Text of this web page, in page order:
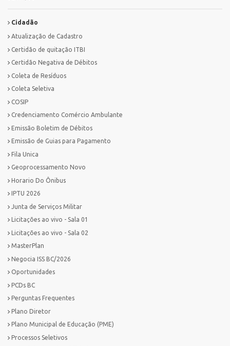
Cidadão
Atualização de Cadastro
Certidão de quitação ITBI
Certidão Negativa de Débitos
Coleta de Resíduos
Coleta Seletiva
COSIP
Credenciamento Comércio Ambulante
Emissão Boletim de Débitos
Emissão de Guias para Pagamento
Fila Unica
Geoprocessamento Novo
Horario Do Ônibus
IPTU 2026
Junta de Serviços Militar
Licitações ao vivo - Sala 01
Licitações ao vivo - Sala 02
MasterPlan
Negocia ISS BC/2026
Oportunidades
PCDs BC
Perguntas Frequentes
Plano Diretor
Plano Municipal de Educação (PME)
Processos Seletivos